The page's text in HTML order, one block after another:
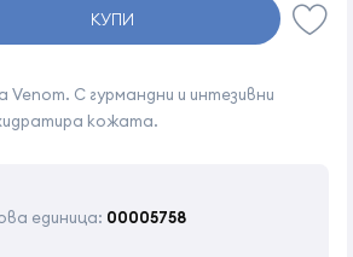
С гурмандни и интезивни
кожата.
единица: 00005758
КУПИ